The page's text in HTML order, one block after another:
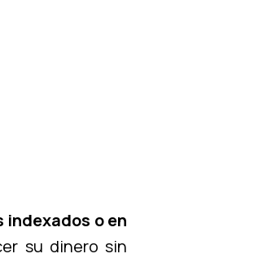
o en
su dinero sin